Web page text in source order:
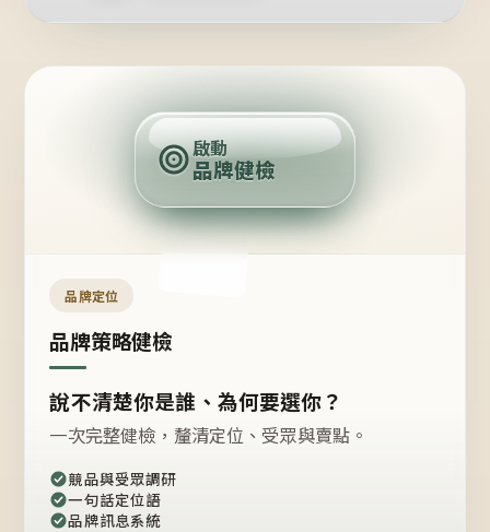
定
位
點
啟動
品牌健檢
品牌定位
品牌策略健檢
說不清楚你是誰、為何要選你？
一次完整健檢，釐清定位、受眾與賣點。
競品與受眾調研
一句話定位語
品牌訊息系統